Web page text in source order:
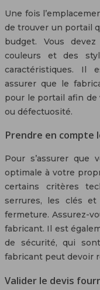
Une fois
de trouver un portail
budget. Vous
couleurs et des
caractéristiques. Il
assurer que le
pour le portail afin
ou défectuosité.
Prendre en
Pour s’assurer que
optimale à votre
certains critères
serrures, les clés et
fermeture. Assurez-
fabricant. Il est
de sécurité, qui
fabricant peut devoir
Valider le devis